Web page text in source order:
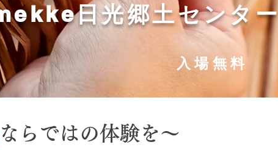
日光郷土センター
入 場 無 料
ならではの体験を～